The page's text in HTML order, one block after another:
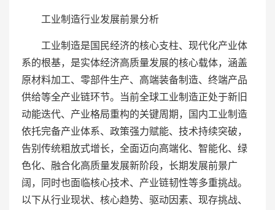
工业制造行业发展前景分析
工业制造是国民经济的核心支柱、现代化产业体
系的根基，是实体经济高质量发展的核心载体，涵盖
原材料加工、零部件生产、高端装备制造、终端产品
供给等全产业链环节。当前全球工业制造正处于新旧
动能迭代、产业格局重构的关键周期，国内工业制造
依托完备产业体系、政策强力赋能、技术持续突破，
告别传统粗放式增长，全面迈向高端化、智能化、绿
色化、融合化高质量发展新阶段，长期发展前景广
阔，同时也面临核心技术、产业链韧性等多重挑战。
以下从行业现状、核心趋势、驱动因素、现存挑战、